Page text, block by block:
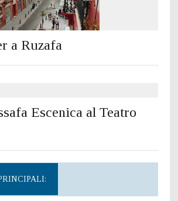
a Ruzafa
Escenica al Teatro